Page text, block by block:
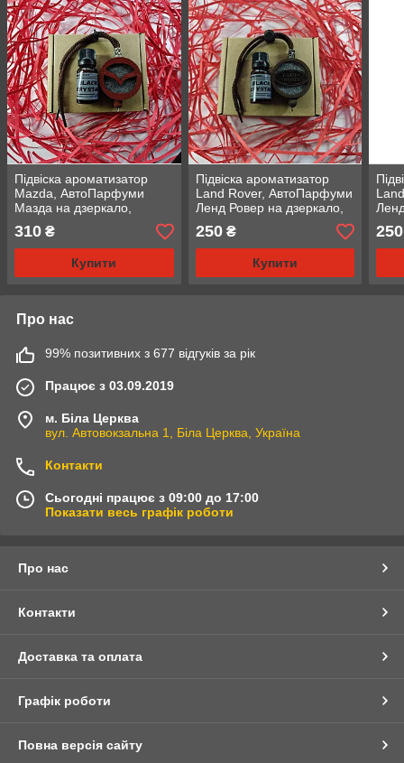
Підвіска ароматизатор
Mazda, АвтоПарфуми
Мазда на дзеркало,
червоний
310 ₴
Купити
Підвіска ароматизатор
Land Rover, АвтоПарфуми
Ленд Ровер на дзеркало,
кедр
250₴
Купити
250
Про нас
99% позитивних з 677 відгуків за рік
Працює з 03.09.2019
м. Біла Церква
вул. Автовокзальна 1, Біла Церква, Україна
Контакти
Сьогодні працює з 09:00 до 17:00
Показати весь графік роботи
Про нас
Контакти
Доставка та оплата
Графік роботи
Повна версія сайту